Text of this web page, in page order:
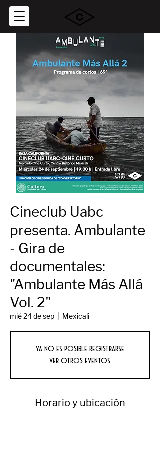
Cineclub Uabc
presenta. Ambulante
- Gira de
documentales:
"Ambulante Más Allá
Vol. 2"
mié 24 de sep Mexicali
Ya no es posible registrarse
Ver otros eventos
Horario y ubicación